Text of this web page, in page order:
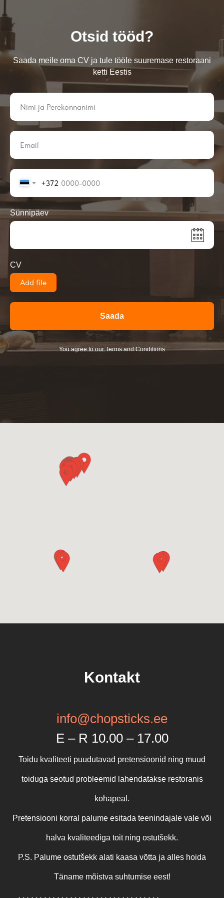
Otsid tööd?
Saada meile oma CV ja tule tööle suuremase restoraani
ketti Eestis
+372
Sünnipäev
CV
Add file
Saada
You agree to our Terms and Conditions
Kontakt
info@chopsticks.ee
E – R 10.00 – 17.00
Toidu kvaliteeti puudutavad pretensioonid ning muud
toiduga seotud probleemid lahendatakse restoranis
kohapeal.
Pretensiooni korral palume esitada teenindajale vale või
halva kvaliteediga toit ning ostutšekk.
P.S. Palume ostutšekk alati kaasa võtta ja alles hoida
Täname mõistva suhtumise eest!
……………………………